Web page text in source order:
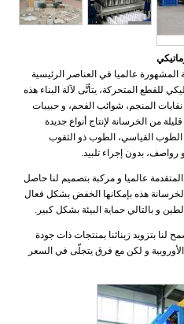
المشهورة عالميا في العناصر الرئيسية
للقطع المتحركة، يتأتَّى لآلة البناء هذه
المنجم، شوائب الفحم، و حبيبات
من الخرسانة لإنتاج أنواع جديدة
الطوب القياسي، الطوب ذو الثقوب
رواصف، بدون إجراء تلبيد.
عالميا و مركبة بتصميم لنا حاصل
هذه بإمكانها الخفض بشكل فعال
و بالتالي حماية البيئة بشكل كبير.
لنا بتزويد زبنائنا بمنتجات ذات جودة
الأوروبية و لكن مع فرق يتجلّى في السعر